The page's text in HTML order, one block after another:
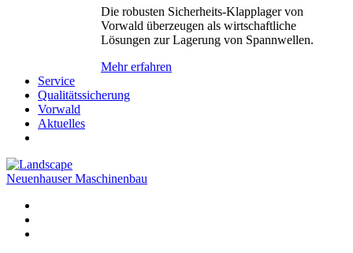
Die robusten Sicherheits-Klapplager von
Vorwald überzeugen als wirtschaftliche
Lösungen zur Lagerung von Spannwellen.
Mehr erfahren
Service
Qualitätssicherung
Vorwald
Aktuelles
Neuenhauser Maschinenbau